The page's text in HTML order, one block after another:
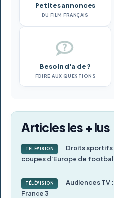
Petites annonces
DU FILM FRANÇAIS
Besoin d'aide ?
FOIRE AUX QUESTIONS
Articles les + lus
TÉLÉVISION
Droits sportifs
coupes d’Europe de
TÉLÉVISION
Audiences TV
France 3